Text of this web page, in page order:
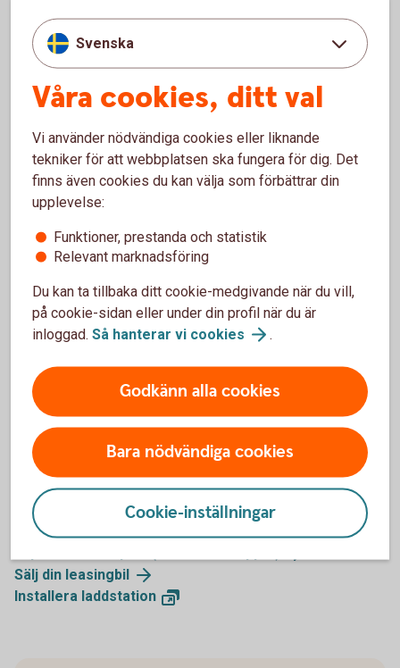
105 34 Stockholm
Skaffa e-faktura
Önskar du e-faktura i fortsättningen, anmäler du det i
din internetbank. Logga in och sök fram ”Swedbank
Finans”.
Klimatsmart
0 kr i aviavgift
105 34 Stockholm
Tips företagsbilar och elbilar
Leasa enstaka bilar (vanligbilleasing)
Ramavtal billeasing (5 bilar och
Sälj din leasingbil
Installera laddstation
Svenska
Våra cookies, ditt val
Vi använder nödvändiga cookies eller liknande
tekniker för att webbplatsen ska fungera för dig. Det
finns även cookies du kan välja som förbättrar din
upplevelse:
Funktioner, prestanda och statistik
Relevant marknadsföring
Du kan ta tillbaka ditt cookie-medgivande när du vill,
på cookie-sidan eller under din profil när du är
inloggad. Så hanterar vi cookies .
Godkänn alla cookies
Bara nödvändiga cookies
Cookie-inställningar